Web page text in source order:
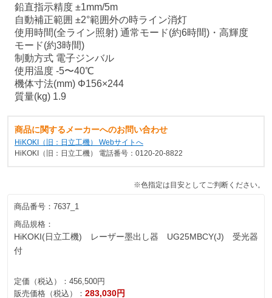
鉛直指示精度 ±1mm/5m
自動補正範囲 ±2°範囲外の時ライン消灯
使用時間(全ライン照射) 通常モード(約6時間)・高輝度
モード(約3時間)
制動方式 電子ジンバル
使用温度 -5〜40℃
機体寸法(mm) Φ156×244
質量(kg) 1.9
商品に関するメーカーへのお問い合わせ
HiKOKI（旧：日立工機） Webサイトへ
HiKOKI（旧：日立工機） 電話番号：0120-20-8822
※色指定は目安としてご判断ください。
商品番号： 7637_1
商品規格：
HiKOKI(日立工機) レーザー墨出し器 UG25MBCY(J) 受光器
付
定価（税込）： 456,500円
販売価格（税込）： 283,030円